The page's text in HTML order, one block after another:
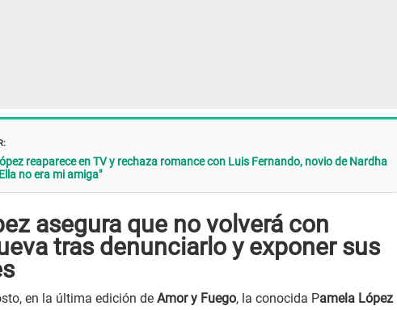
reaparece en TV y rechaza romance con Luis Fernando, novio de Nardha
no era mi amiga"
asegura que no volverá con
tras denunciarlo y exponer sus
en la última edición de Amor y Fuego, la conocida Pamela López